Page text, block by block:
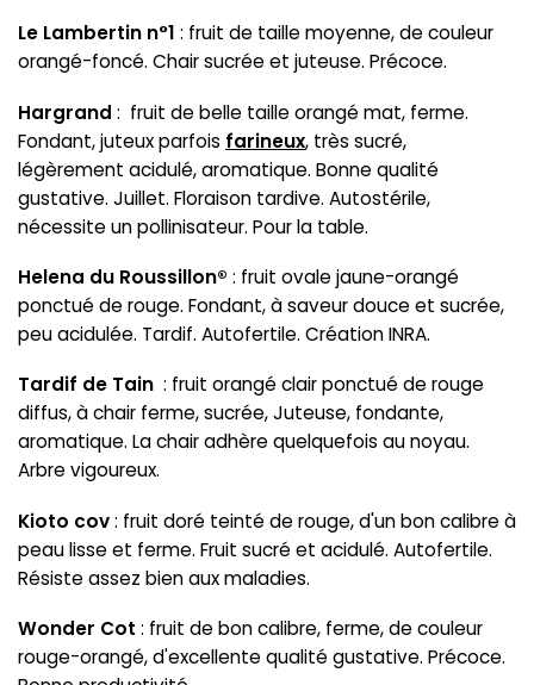
Le Lambertin n°1 : fruit de taille moyenne, de couleur
orangé-foncé. Chair sucrée et juteuse. Précoce.
Hargrand : fruit de belle taille orangé mat, ferme.
Fondant, juteux parfois farineux, très sucré,
légèrement acidulé, aromatique. Bonne qualité
gustative. Juillet. Floraison tardive. Autostérile,
nécessite un pollinisateur. Pour la table.
Helena du Roussillon® : fruit ovale jaune-orangé
ponctué de rouge. Fondant, à saveur douce et sucrée,
peu acidulée. Tardif. Autofertile. Création INRA.
Tardif de Tain : fruit orangé clair ponctué de rouge
diffus, à chair ferme, sucrée, Juteuse, fondante,
aromatique. La chair adhère quelquefois au noyau.
Arbre vigoureux.
Kioto cov: fruit doré teinté de rouge, d'un bon calibre à
peau lisse et ferme. Fruit sucré et acidulé. Autofertile.
Résiste assez bien aux maladies.
Wonder Cot : fruit de bon calibre, ferme, de couleur
rouge-orangé, d'excellente qualité gustative. Précoce.